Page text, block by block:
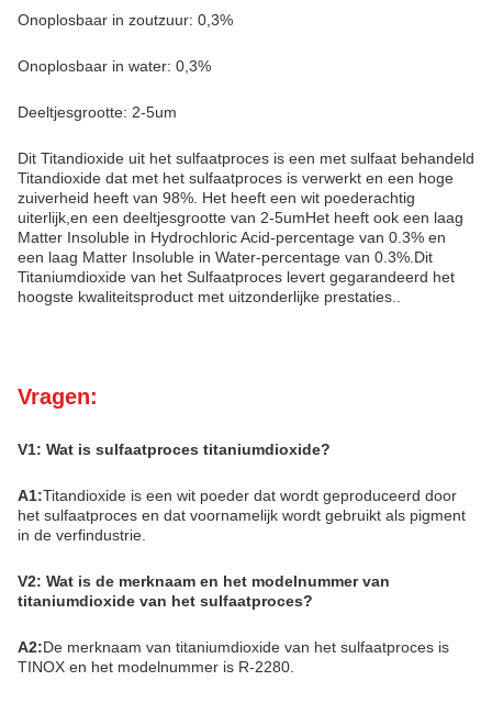
Onoplosbaar in zoutzuur: 0,3%
Onoplosbaar in water: 0,3%
Deeltjesgrootte: 2-5um
Dit Titandioxide uit het sulfaatproces is een met sulfaat behandeld
Titandioxide dat met het sulfaatproces is verwerkt en een hoge
zuiverheid heeft van 98%. Het heeft een wit poederachtig
uiterlijk,en een deeltjesgrootte van 2-5umHet heeft ook een laag
Matter Insoluble in Hydrochloric Acid-percentage van 0.3% en
een laag Matter Insoluble in Water-percentage van 0.3%.Dit
Titaniumdioxide van het Sulfaatproces levert gegarandeerd het
hoogste kwaliteitsproduct met uitzonderlijke prestaties..
Vragen:
V1: Wat is sulfaatproces titaniumdioxide?
A1:Titandioxide is een wit poeder dat wordt geproduceerd door
het sulfaatproces en dat voornamelijk wordt gebruikt als pigment
in de verfindustrie.
V2: Wat is de merknaam en het modelnummer van
titaniumdioxide van het sulfaatproces?
A2:De merknaam van titaniumdioxide van het sulfaatproces is
TINOX en het modelnummer is R-2280.